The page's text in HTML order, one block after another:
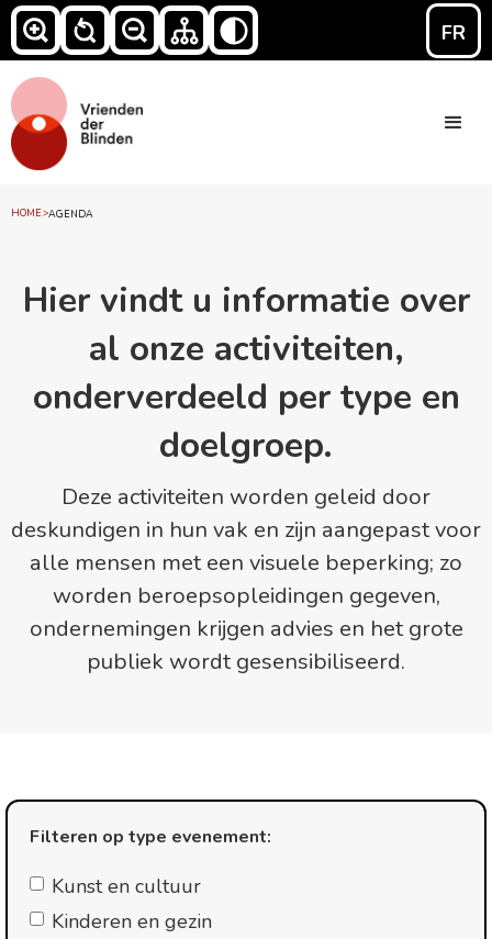
FR
HOME>AGENDA
Hier vindt u informatie over
al onze activiteiten,
onderverdeeld per type en
doelgroep.
Deze activiteiten worden geleid door
deskundigen in hun vak en zijn aangepast voor
alle mensen met een visuele beperking; zo
worden beroepsopleidingen gegeven,
ondernemingen krijgen advies en het grote
publiek wordt gesensibiliseerd.
Filteren op type evenement:
Kunst en cultuur
Kinderen en gezin